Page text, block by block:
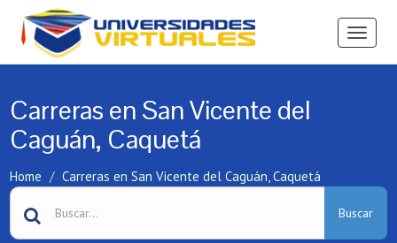
Ver
Carreras en San Vicente del
Caguán, Caquetá
Home Carreras en San Vicente del Caguán, Caquetá
Buscar